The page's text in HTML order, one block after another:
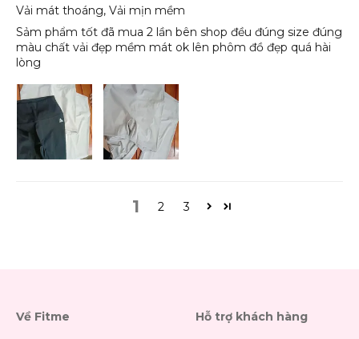
Vải mát thoáng, Vải mịn mềm
Sảm phẩm tốt đã mua 2 lần bên shop đều đúng size đúng
màu chất vải đẹp mềm mát ok lên phôm đồ đẹp quá hài
lòng
1 2 3
Về Fitme Hỗ trợ khách hàng